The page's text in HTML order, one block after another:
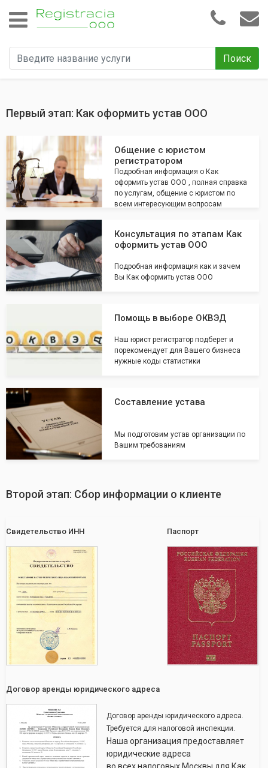
Поиск
Первый этап: Как оформить устав ООО
Общение с юристом
регистратором
Подробная информация о Как
оформить устав ООО , полная справка
по услугам, общение с юристом по
всем интересующим вопросам
Консультация по этапам Как
оформить устав ООО
Подробная информация как и зачем
Вы Как оформить устав ООО
Помощь в выборе ОКВЭД
Наш юрист регистратор подберет и
порекомендует для Вашего бизнеса
нужные коды статистики
Составление устава
Мы подготовим устав организации по
Вашим требованиям
Второй этап: Сбор информации о клиенте
Свидетельство ИНН Паспорт
Договор аренды юридического адреса
Договор аренды юридического адреса.
Требуется для налоговой инспекции.
Наша организация предоставляет
юридические адреса